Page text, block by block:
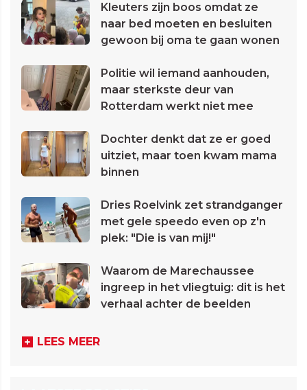
Kleuters zijn boos omdat ze
naar bed moeten en besluiten
gewoon bij oma te gaan wonen
Politie wil iemand aanhouden,
maar sterkste deur van
Rotterdam werkt niet mee
Dochter denkt dat ze er goed
uitziet, maar toen kwam mama
binnen
Dries Roelvink zet strandganger
met gele speedo even op z'n
plek: "Die is van mij!"
Waarom de Marechaussee
ingreep in het vliegtuig: dit is het
verhaal achter de beelden
LEES MEER